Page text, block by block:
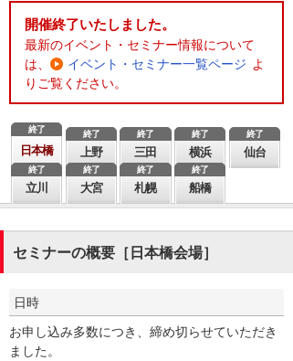
開催終了いたしました。
最新のイベント・セミナー情報について
は、
イベント・セミナー一覧ページ よ
りご覧ください。
日本橋
終了
上野
終了
三田
終了
横浜
終了
仙台
終了
立川
終了
大宮
終了
札幌
終了
船橋
終了
セミナーの概要［日本橋会場］
日時
お申し込み多数につき、締め切らせていただき
ました。